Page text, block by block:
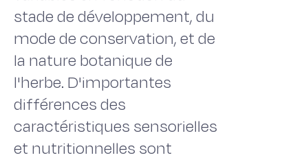
stade de développement, du
mode de conservation, et de
la nature botanique de
l'herbe. D'importantes
différences des
caractéristiques sensorielles
et nutritionnelles sont